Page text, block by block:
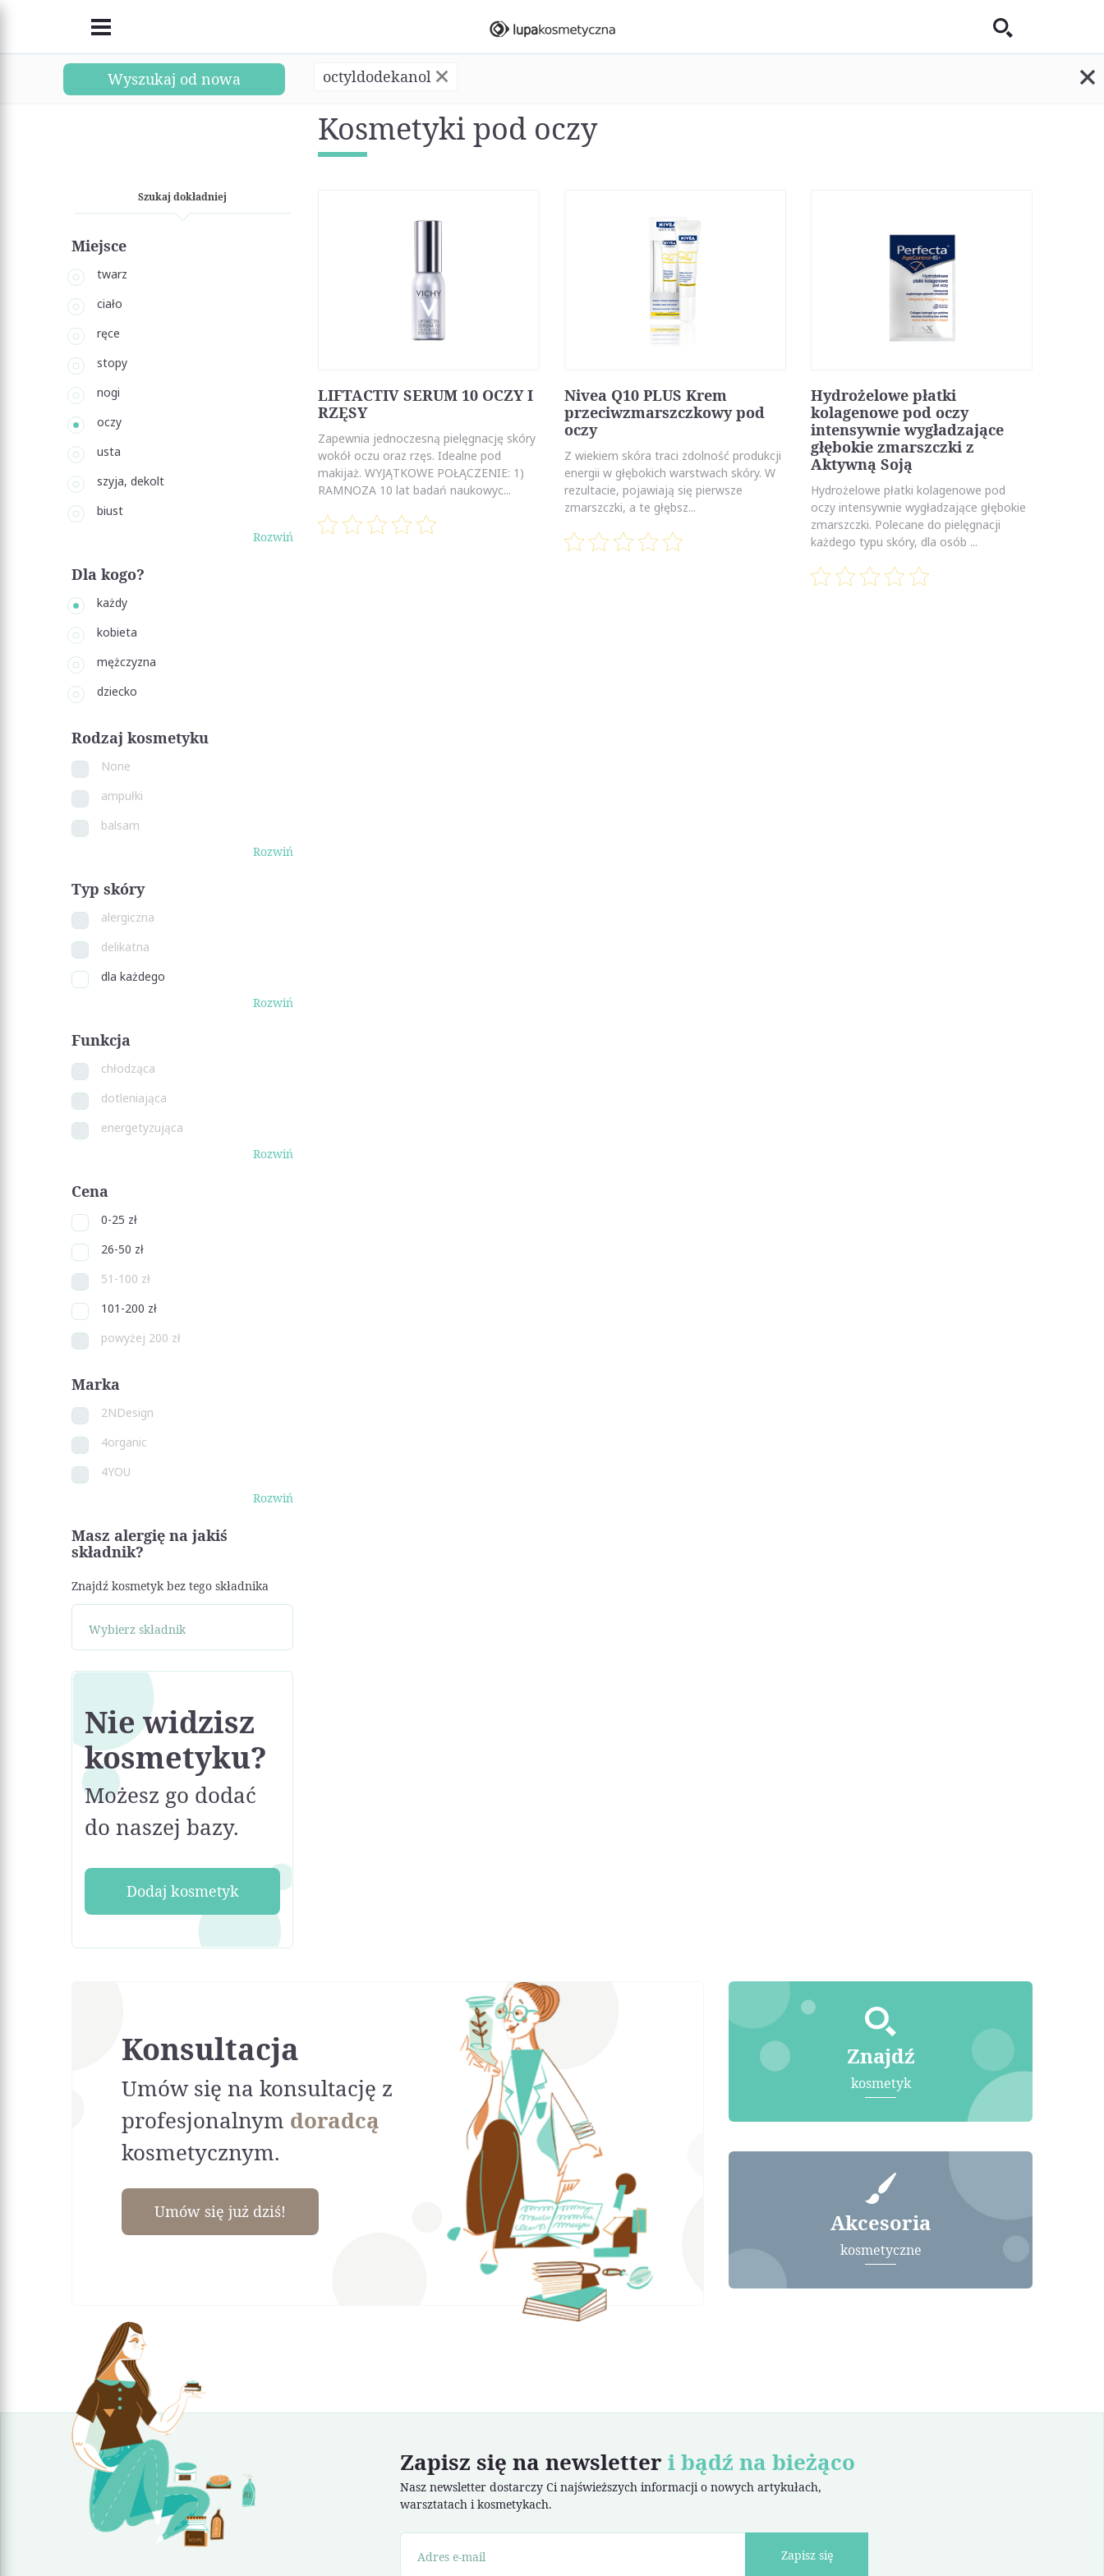
Kosmetyki pod oczy
Wyszukaj od nowa octyldodekanol
Szukaj dokładniej
Miejsce
twarz
ciało
ręce
stopy
nogi
oczy
usta
szyja, dekolt
biust
Rozwiń
Dla kogo?
każdy
kobieta
mężczyzna
dziecko
Rodzaj kosmetyku
None
ampułki
balsam
Rozwiń
Typ skóry
alergiczna
delikatna
dla każdego
Rozwiń
Funkcja
chłodząca
dotleniająca
energetyzująca
Rozwiń
Cena
0-25 zł
26-50 zł
51-100 zł
101-200 zł
powyżej 200 zł
Marka
2NDesign
4organic
4YOU
Rozwiń
Masz alergię na jakiś
składnik?
Znajdź kosmetyk bez tego składnika
Nie widzisz
kosmetyku?
Możesz go dodać
do naszej bazy.
Dodaj kosmetyk
LIFTACTIV SERUM 10 OCZY I
RZĘSY
Zapewnia jednoczesną pielęgnację skóry
wokół oczu oraz rzęs. Idealne pod
makijaż. WYJĄTKOWE POŁĄCZENIE: 1)
RAMNOZA 10 lat badań naukowyc...
Nivea Q10 PLUS Krem
przeciwzmarszczkowy pod
oczy
Z wiekiem skóra traci zdolność produkcji
energii w głębokich warstwach skóry. W
rezultacie, pojawiają się pierwsze
zmarszczki, a te głębsz...
Hydrożelowe płatki
kolagenowe pod oczy
intensywnie wygładzające
głębokie zmarszczki z
Aktywną Soją
Hydrożelowe płatki kolagenowe pod
oczy intensywnie wygładzające głębokie
zmarszczki. Polecane do pielęgnacji
każdego typu skóry, dla osób ...
Konsultacja
Umów się na konsultację z
profesjonalnym doradcą
kosmetycznym.
Umów się już dziś!
Znajdź
kosmetyk
Akcesoria
kosmetyczne
Zapisz się na newsletter i bądź na bieżąco
Nasz newsletter dostarczy Ci najświeższych informacji o nowych artykułach,
warsztatach i kosmetykach.
Zapisz się